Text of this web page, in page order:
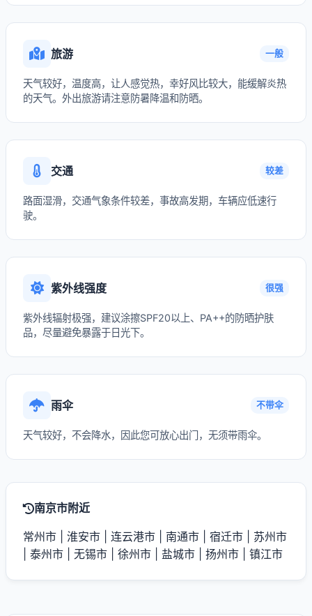
旅游 一般
天气较好，温度高，让人感觉热，幸好风比较大，能缓解炎热
的天气。外出旅游请注意防暑降温和防晒。
交通 较差
路面湿滑，交通气象条件较差，事故高发期，车辆应低速行
驶。
紫外线强度 很强
紫外线辐射极强，建议涂擦SPF20以上、PA++的防晒护肤
品，尽量避免暴露于日光下。
雨伞 不带伞
天气较好，不会降水，因此您可放心出门，无须带雨伞。
南京市附近
常州市 淮安市 连云港市 南通市 宿迁市
苏州市
泰州市 无锡市 徐州市 盐城市 扬州市 镇江市